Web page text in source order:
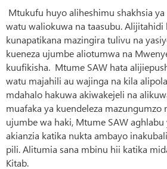
Mtukufu huyo aliheshimu shakhsia
watu waliokuwa na taasubu. Alijitahidi
kunapatikana mazingira tulivu na
kueneza ujumbe aliotumwa na
kuufikisha. Mtume SAW hata
watu majahili au wajinga na kila
mdahalo hakuwa akiwakejeli na
muafaka ya kuendeleza mazungumzo
ujumbe wa haki, Mtume SAW
akianzia katika nukta ambayo
pili. Alitumia sana mbinu hii katika
Kitab.